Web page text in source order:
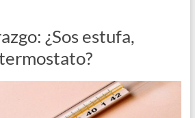
¿Sos estufa,